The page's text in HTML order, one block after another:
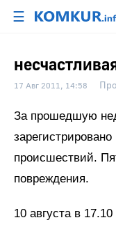
☰
17 Авг 2011, 14:58
За прошедшую
происшествий.
повреждения.
10 августа в